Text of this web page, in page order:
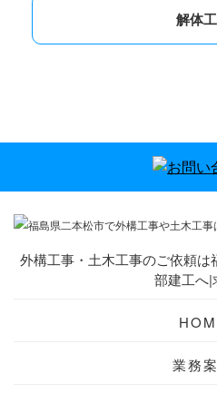
解体
外構工事・土木工事のご依頼
部建工へ|
業務